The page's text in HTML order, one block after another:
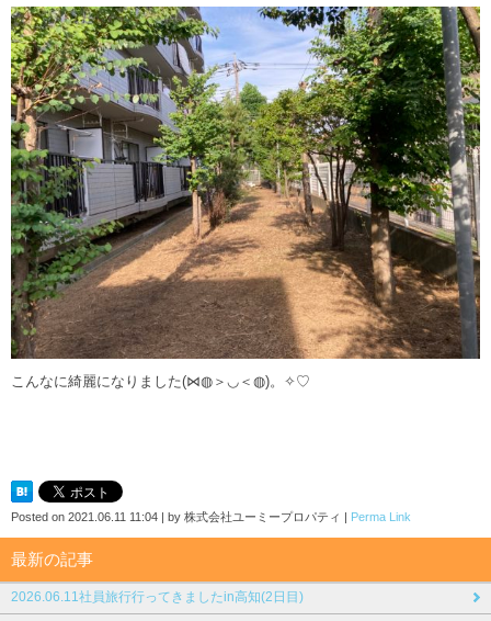
こんなに綺麗になりました(⋈◍＞◡＜◍)。✧♡
Posted on 2021.06.11 11:04 | by 株式会社ユーミープロパティ | Perma Link
最新の記事
2026.06.11社員旅行行ってきましたin高知(2日目)